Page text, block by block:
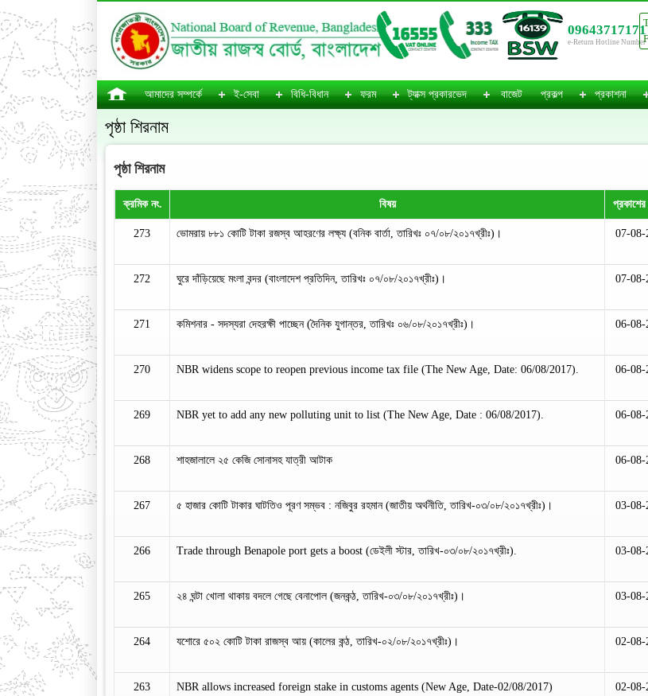
09643717171
e-Return Hotline Number
আমাদের সম্পর্কে ই-সেবা বিধি-বিধান ফরম ট্যাক্স প্রকারভেদ বাজেট প্রকল্প প্রকাশনা
পৃষ্ঠা শিরনাম
পৃষ্ঠা শিরনাম
ক্রমিক নং. বিষয় প্রকাশের
273 ভোমরায় ৮৮১ কোটি টাকা রজস্ব আহরণের লক্ষ্য (বনিক বার্তা, তারিখঃ ০৭/০৮/২০১৭খ্রীঃ)। 07-08-
272 ঘুরে দাঁড়িয়েছে মংলা বন্দর (বাংলাদেশ প্রতিদিন, তারিখঃ ০৭/০৮/২০১৭খ্রীঃ)। 07-08-
271 কমিশনার - সদস্যরা দেহরক্ষী পাচ্ছেন (দৈনিক যুগান্তর, তারিখঃ ০৬/০৮/২০১৭খ্রীঃ)। 06-08-
270 NBR widens scope to reopen previous income tax file (The New Age, Date: 06/08/2017). 06-08-
269 NBR yet to add any new polluting unit to list (The New Age, Date : 06/08/2017). 06-08-
268 শাহজালালে ২৫ কেজি সোনাসহ যাত্রী আটাক 06-08-
267 ৫ হাজার কোটি টাকার ঘাটতিও পূরণ সম্ভব : নজিবুর রহমান (জাতীয় অর্থনীতি, তারিখ-০৩/০৮/২০১৭খ্রীঃ)। 03-08-
266 Trade through Benapole port gets a boost (ডেইলী স্টার, তারিখ-০৩/০৮/২০১৭খ্রীঃ). 03-08-
265 ২৪ ঘন্টা খোলা থাকায় বদলে গেছে বেনাপোল (জনকন্ঠ, তারিখ-০৩/০৮/২০১৭খ্রীঃ)। 03-08-
264 যশোরে ৫০২ কোটি টাকা রাজস্ব আয় (কালের কন্ঠ, তারিখ-০২/০৮/২০১৭খ্রীঃ)। 02-08-
263 NBR allows increased foreign stake in customs agents (New Age, Date-02/08/2017) 02-08-